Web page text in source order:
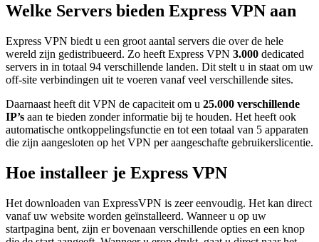
Welke Servers bieden Express VPN aan
Express VPN biedt u een groot aantal servers die over de hele
wereld zijn gedistribueerd. Zo heeft Express VPN 3.000 dedicated
servers in in totaal 94 verschillende landen. Dit stelt u in staat om uw
off-site verbindingen uit te voeren vanaf veel verschillende sites.
Daarnaast heeft dit VPN de capaciteit om u 25.000 verschillende
IP’s aan te bieden zonder informatie bij te houden. Het heeft ook
automatische ontkoppelingsfunctie en tot een totaal van 5 apparaten
die zijn aangesloten op het VPN per aangeschafte gebruikerslicentie.
Hoe installeer je Express VPN
Het downloaden van ExpressVPN is zeer eenvoudig. Het kan direct
vanaf uw website worden geïnstalleerd. Wanneer u op uw
startpagina bent, zijn er bovenaan verschillende opties en een knop